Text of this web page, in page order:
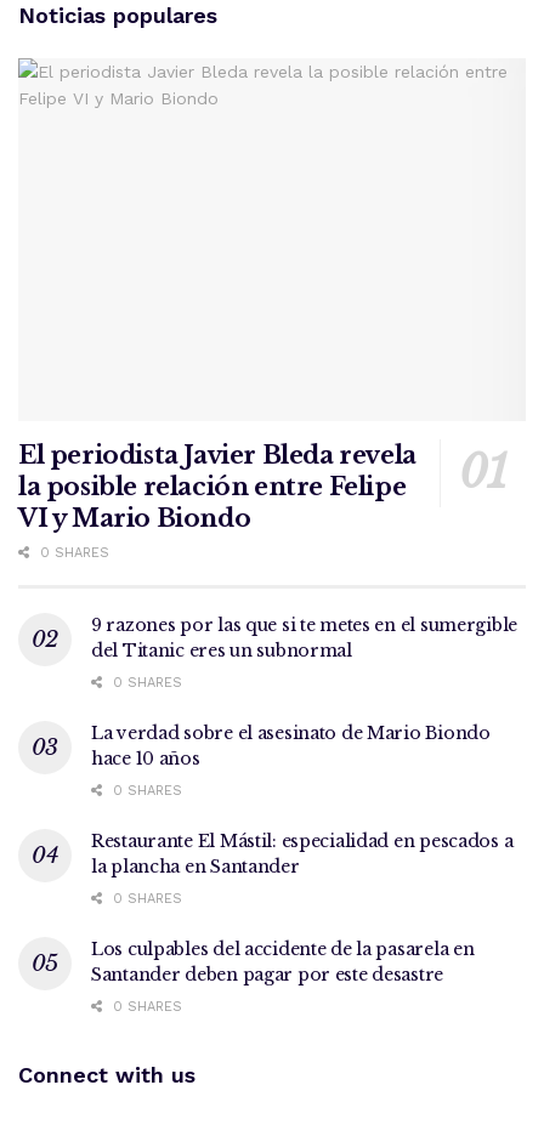
Noticias populares
El periodista Javier Bleda revela
la posible relación entre Felipe
VI y Mario Biondo
0 SHARES
9 razones por las que si te metes en el sumergible
del Titanic eres un subnormal
0 SHARES
La verdad sobre el asesinato de Mario Biondo
hace 10 años
0 SHARES
Restaurante El Mástil: especialidad en pescados a
la plancha en Santander
0 SHARES
Los culpables del accidente de la pasarela en
Santander deben pagar por este desastre
0 SHARES
Connect with us